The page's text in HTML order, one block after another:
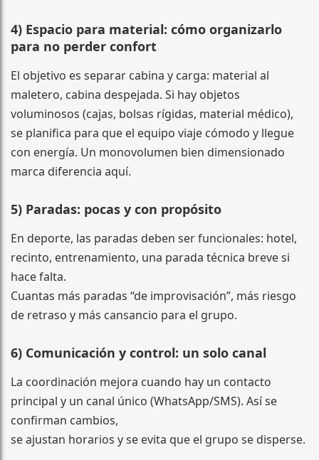
4) Espacio para material: cómo organizarlo
para no perder confort
El objetivo es separar cabina y carga: material al
maletero, cabina despejada. Si hay objetos
voluminosos (cajas, bolsas rígidas, material médico),
se planifica para que el equipo viaje cómodo y llegue
con energía. Un monovolumen bien dimensionado
marca diferencia aquí.
5) Paradas: pocas y con propósito
En deporte, las paradas deben ser funcionales: hotel,
recinto, entrenamiento, una parada técnica breve si
hace falta.
Cuantas más paradas “de improvisación”, más riesgo
de retraso y más cansancio para el grupo.
6) Comunicación y control: un solo canal
La coordinación mejora cuando hay un contacto
principal y un canal único (WhatsApp/SMS). Así se
confirman cambios,
se ajustan horarios y se evita que el grupo se disperse.